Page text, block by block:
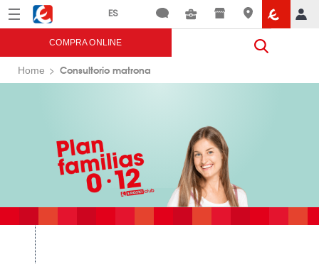
Menú Eroski
COMPRA ONLINE
Home Consultorio matrona